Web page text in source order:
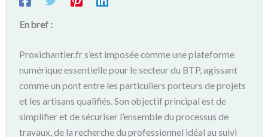
En bref :
Proxichantier.fr s’est imposée comme une plateforme
numérique essentielle pour le secteur du BTP, agissant
comme un pont entre les particuliers porteurs de projets
et les artisans qualifiés. Son objectif principal est de
simplifier et de sécuriser l’ensemble du processus de
travaux, de la recherche du professionnel idéal au suivi